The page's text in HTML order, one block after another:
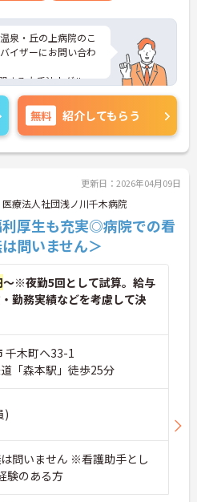
泉・丘の上病院のこ
イザーにお問い合わ
する大手法人グルー
ため福利厚生が充実
②同院は精神科に特
イケアも行うなど精
す！③残業ほぼなし
のメリハリをつけ
無料 紹介してもらう
更新日：2026年04月09日
医療法人社団浅ノ川千木病院
利厚生も充実◎病院での看
問いません＞
～※夜勤5回として試算。給与
勤務実績などを考慮して決
千木町ヘ33-1
「森本駅」徒歩25分
)
問いません ※看護助手とし
験のある方